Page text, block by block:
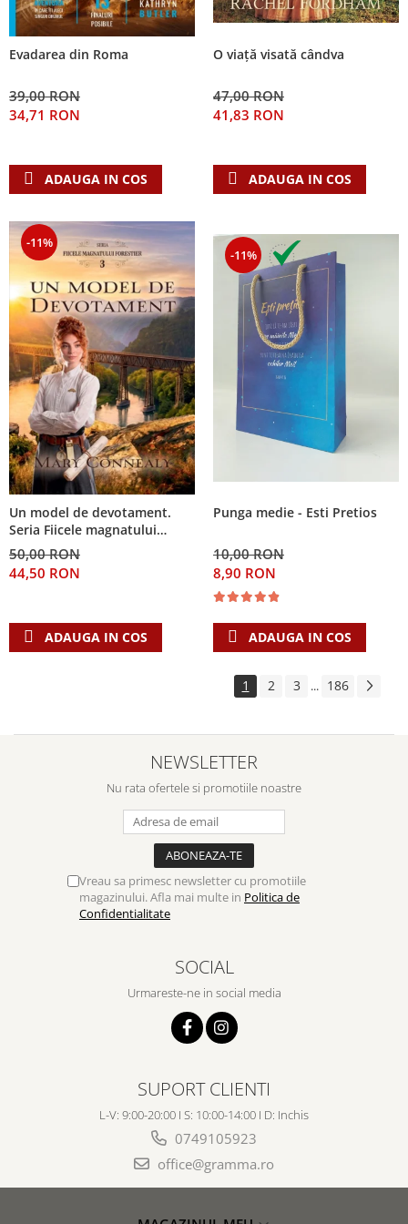
Evadarea din Roma
39,00 RON
34,71 RON
ADAUGA IN COS
O viață visată cândva
47,00 RON
41,83 RON
ADAUGA IN COS
-11%
Un model de devotament.
Seria Fiicele magnatului
forestier 3
50,00 RON
44,50 RON
ADAUGA IN COS
-11%
Punga medie - Esti Pretios
10,00 RON
8,90 RON
ADAUGA IN COS
1 2 3 ... 186
NEWSLETTER
Nu rata ofertele si promotiile noastre
Vreau sa primesc newsletter cu promotiile
magazinului. Afla mai multe in Politica de
Confidentialitate
SOCIAL
Urmareste-ne in social media
SUPORT CLIENTI
L-V: 9:00-20:00 I S: 10:00-14:00 I D: Inchis
0749105923
office@gramma.ro